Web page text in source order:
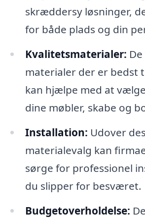
skræddersy løsninger,
for både plads og din
Kvalitetsmaterialer:
materialer der er bedst
kan hjælpe med at
dine møbler, skabe og
Installation: Udover
materialevalg kan
sørge for professionel
du slipper for besværet.
Budgetoverholdelse: